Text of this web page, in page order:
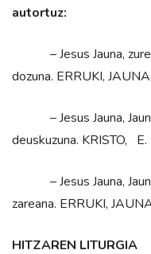
autortuz:
– Jesus Jauna, zure
dozuna. ERRUKI, JAUNA.
– Jesus Jauna,
deuskuzuna. KRISTO, E.
– Jesus Jauna,
zareana. ERRUKI,
HITZAREN LITURGIA